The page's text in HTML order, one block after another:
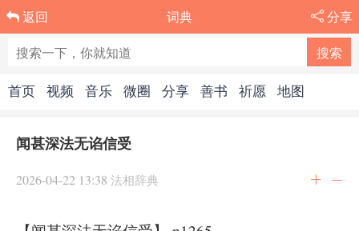
返回 词典 分享
首页 视频 音乐 微圈 分享 善书 祈愿 地图
闻甚深法无谄信受
2026-04-22 13:38 法相辞典